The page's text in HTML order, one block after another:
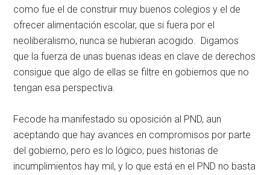
como fue el de construir muy buenos colegios y el de
ofrecer alimentación escolar, que si fuera por el
neoliberalismo, nunca se hubieran acogido. Digamos
que la fuerza de unas buenas ideas en clave de derechos
consigue que algo de ellas se filtre en gobiernos que no
tengan esa perspectiva.
Fecode ha manifestado su oposición al PND, aun
aceptando que hay avances en compromisos por parte
del gobierno, pero es lo lógico, pues historias de
incumplimientos hay mil, y lo que está en el PND no basta